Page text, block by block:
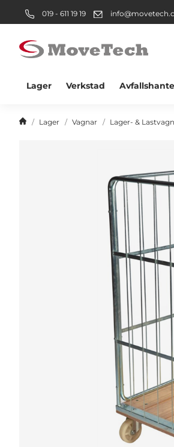
019 - 611 19 19
Lager Verkstad
Lager Vagnar Lager- &